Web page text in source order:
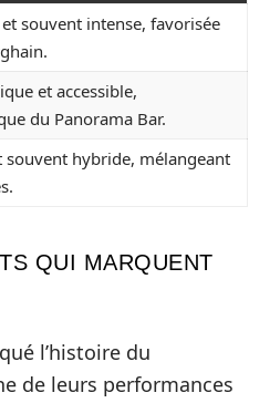
souvent intense, favorisée
et accessible,
du Panorama Bar.
souvent hybride, mélangeant
QUI MARQUENT
l’histoire du
de leurs performances